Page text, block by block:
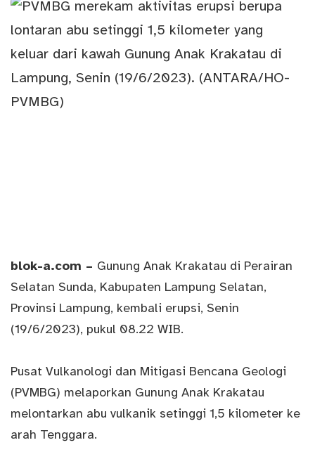
blok-a.com – Gunung Anak Krakatau di Perairan
Selatan Sunda, Kabupaten Lampung Selatan,
Provinsi Lampung, kembali erupsi, Senin
(19/6/2023), pukul 08.22 WIB.
Pusat Vulkanologi dan Mitigasi Bencana Geologi
(PVMBG) melaporkan Gunung Anak Krakatau
melontarkan abu vulkanik setinggi 1,5 kilometer ke
arah Tenggara.